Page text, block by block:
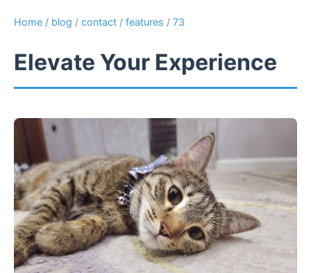
Home / blog / contact / features / 73
Elevate Your Experience